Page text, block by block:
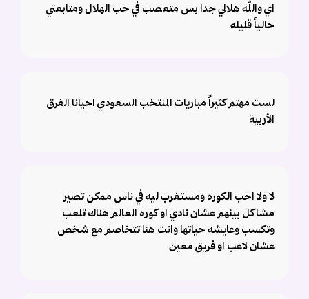
اي والله هلالي جدا بس متعصب في حب الهلال ومتابعتي
حالياً قليله
لست مهتم كثيراً مباريات المنتخب السعودي احيانا الفرق
الأربية
لا ولا احب الكوره ومستغرب ليه في ناس ممكن تصير
مشاكل بينهم عشان نادي او كوره العالم هناك تلعب
وتكسب وعايشه حياتها وانت هنا تتخاصم مع شخص
عشان لاعب او فريق معين